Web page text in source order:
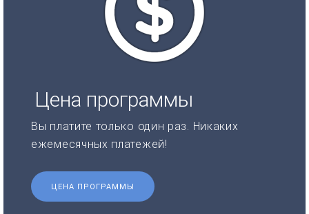
Цена программы
Вы платите только один раз. Никаких
ежемесячных платежей!
ЦЕНА ПРОГРАММЫ